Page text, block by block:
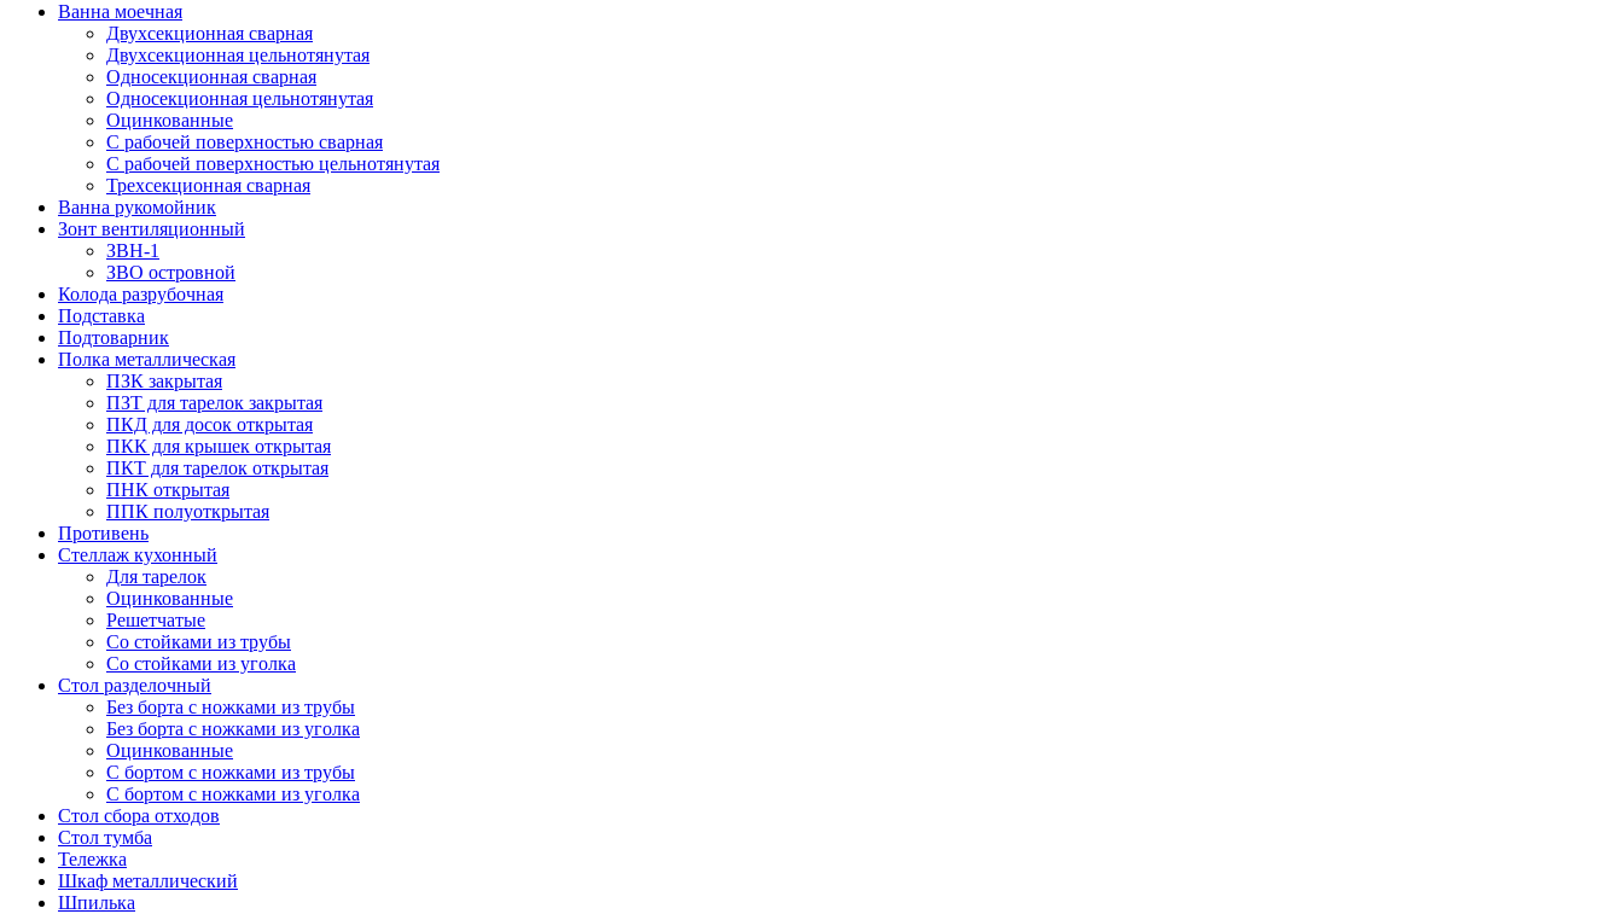
Ванна моечная
Двухсекционная сварная
Двухсекционная цельнотянутая
Односекционная сварная
Односекционная цельнотянутая
Оцинкованные
С рабочей поверхностью сварная
С рабочей поверхностью цельнотянутая
Трехсекционная сварная
Ванна рукомойник
Зонт вентиляционный
ЗВН-1
ЗВО островной
Колода разрубочная
Подставка
Подтоварник
Полка металлическая
ПЗК закрытая
ПЗТ для тарелок закрытая
ПКД для досок открытая
ПКК для крышек открытая
ПКТ для тарелок открытая
ПНК открытая
ППК полуоткрытая
Противень
Стеллаж кухонный
Для тарелок
Оцинкованные
Решетчатые
Со стойками из трубы
Со стойками из уголка
Стол разделочный
Без борта с ножками из трубы
Без борта с ножками из уголка
Оцинкованные
С бортом с ножками из трубы
С бортом с ножками из уголка
Стол сбора отходов
Стол тумба
Тележка
Шкаф металлический
Шпилька